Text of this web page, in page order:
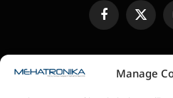
Manage
FacebookX
(Twitter)
SLANJE JEDINICA ZA